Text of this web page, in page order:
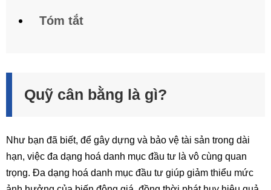
Tóm tắt
Quỹ cân bằng là gì?
Như bạn đã biết, để gây dựng và bảo vệ tài sản trong dài
hạn, việc đa dạng hoá danh mục đầu tư là vô cùng quan
trọng. Đa dạng hoá danh mục đầu tư giúp giảm thiểu mức